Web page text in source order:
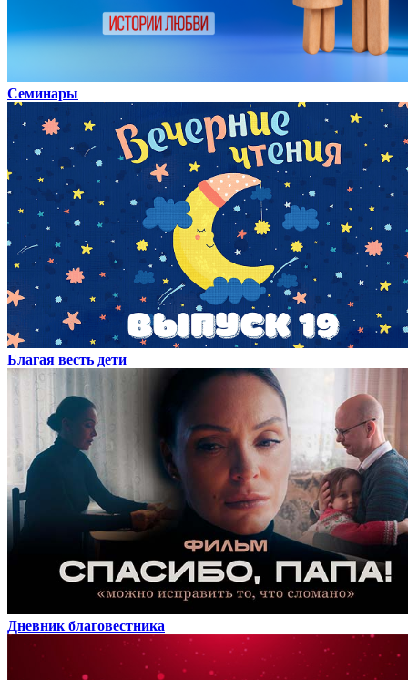
Семинары
Благая весть дети
Дневник благовестника